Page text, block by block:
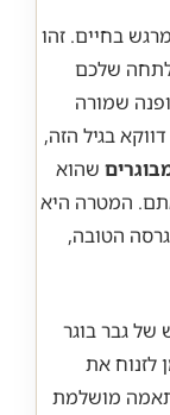
בחיים. זהו
שלכם
שמורה
בגיל הזה,
שהוא
המטרה היא
הטובה,
שנות ה-30 וה-40 ללבוש של גבר בוגר
לזנוח את
מושלמת